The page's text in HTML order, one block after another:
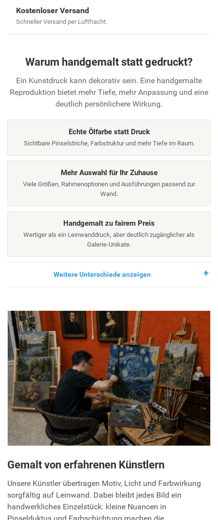
Kostenloser Versand
Schneller Versand per Luftfracht.
Warum handgemalt statt gedruckt?
Ein Kunstdruck kann dekorativ sein. Eine handgemalte
Reproduktion bietet mehr Tiefe, mehr Anpassung und eine
deutlich persönlichere Wirkung.
Echte Ölfarbe statt Druck
Sichtbare Pinselstriche, Farbstruktur und mehr Tiefe im Raum.
Mehr Auswahl für Ihr Zuhause
Viele Größen, Rahmenoptionen und Ausführungen passend zur
Wand.
Handgemalt zu fairem Preis
Wertiger als ein Leinwanddruck, aber deutlich zugänglicher als
Galerie-Unikate.
Weitere Unterschiede anzeigen
Gemalt von erfahrenen Künstlern
Unsere Künstler übertragen Motiv, Licht und Farbwirkung
sorgfältig auf Leinwand. Dabei bleibt jedes Bild ein
handwerkliches Einzelstück: kleine Nuancen in